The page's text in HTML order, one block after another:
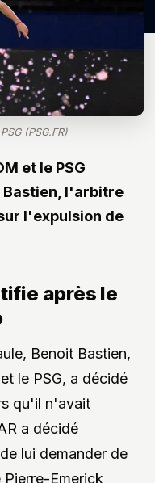
(PSG.FR)
et le PSG
Bastien, l'arbitre
l'expulsion de
après le
Benoit Bastien,
le PSG, a décidé
qu'il n'avait
a décidé
lui demander de
Emerick